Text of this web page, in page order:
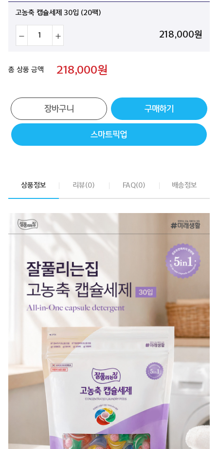
고농축 캡슐세제 30입 (20팩)
218,000원
총 상품 금액 218,000원
장바구니 구매하기
스마트픽업
상품정보 리뷰(0) FAQ(0) 배송정보